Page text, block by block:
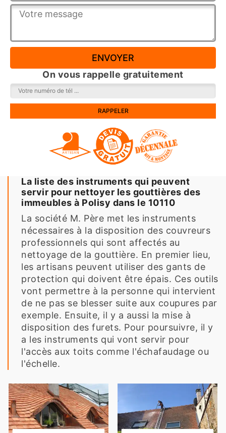
On vous rappelle gratuitement
La liste des instruments qui peuvent
servir pour nettoyer les gouttières des
immeubles à Polisy dans le 10110
La société M. Père met les instruments
nécessaires à la disposition des couvreurs
professionnels qui sont affectés au
nettoyage de la gouttière. En premier lieu,
les artisans peuvent utiliser des gants de
protection qui doivent être épais. Ces outils
vont permettre à la personne qui intervient
de ne pas se blesser suite aux coupures par
exemple. Ensuite, il y a aussi la mise à
disposition des furets. Pour poursuivre, il y
a les instruments qui vont servir pour
l'accès aux toits comme l'échafaudage ou
l'échelle.